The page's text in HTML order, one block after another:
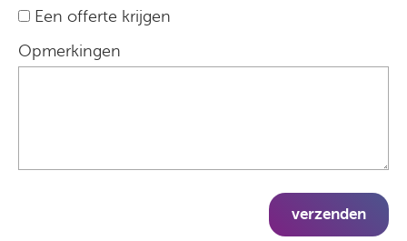
Een offerte krijgen
Opmerkingen
verzenden